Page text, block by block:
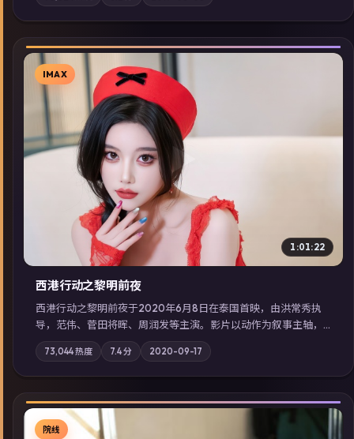
地域气质；站内亦可通过「国产免费观看高清电视剧在线看」延
展检索同类型高分佳作，畅享高清在线追剧体验。
▶
IMAX
1:01:22
西港行动之黎明前夜
西港行动之黎明前夜于2020年6月8日在泰国首映，由洪常秀执
导，范伟、菅田将晖、周润发等主演。影片以动作为叙事主轴，
亲情与职责必须在倒计时结束前做出抉择；摄影与配乐强化地域
气质；站内亦可通过「国产免费观看高清电视剧在线看」延展检
索同类型高分佳作，畅享高清在线追剧体验。
73,044热度 7.4分 2020-09-17
院线